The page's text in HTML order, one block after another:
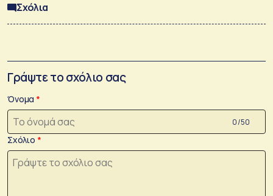
Σχόλια
Γράψτε το σχόλιο σας
Όνομα
0 /50
Σχόλιο